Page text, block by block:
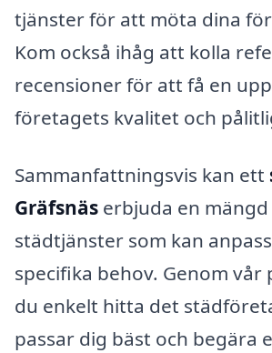
tjänster för att möta dina
Kom också ihåg att kolla
recensioner för att få en
företagets kvalitet och
Sammanfattningsvis kan ett
Gräfsnäs erbjuda en mängd
städtjänster som kan
specifika behov. Genom
du enkelt hitta det
passar dig bäst och begära